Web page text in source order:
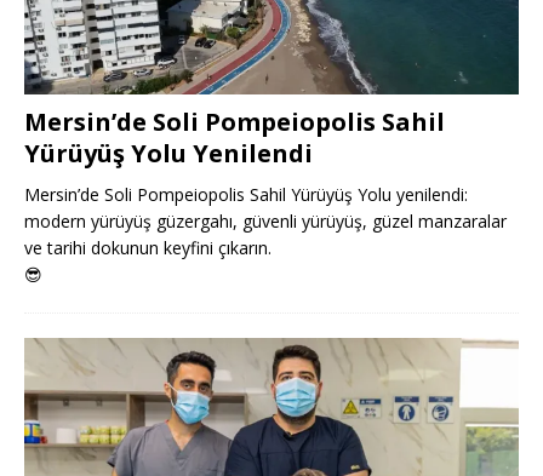
Mersin’de Soli Pompeiopolis Sahil
Yürüyüş Yolu Yenilendi
Mersin’de Soli Pompeiopolis Sahil Yürüyüş Yolu yenilendi:
modern yürüyüş güzergahı, güvenli yürüyüş, güzel manzaralar
ve tarihi dokunun keyfini çıkarın.
😎